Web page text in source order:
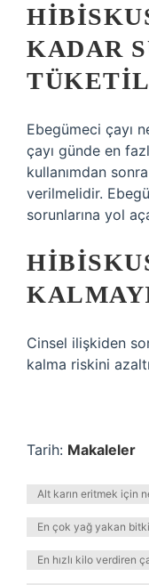
KADAR
Ebegümeci çayı
çayı günde en
kullanımdan
verilmelidir.
sorunlarına yol
Cinsel ilişkiden
kalma riskini
Tarih: Makaleler
Alt karın eritmek için
En çok yağ yakan
En hızlı kilo verdiren